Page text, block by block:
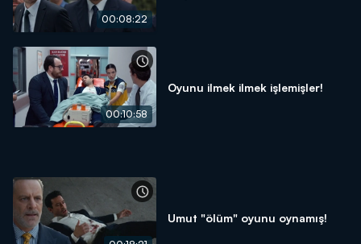
00:08:22
00:10:58
Oyunu ilmek ilmek işlemişler!
Umut "ölüm" oyunu oynamış!